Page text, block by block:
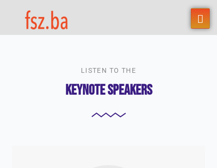
LISTEN TO THE
Keynote Speakers